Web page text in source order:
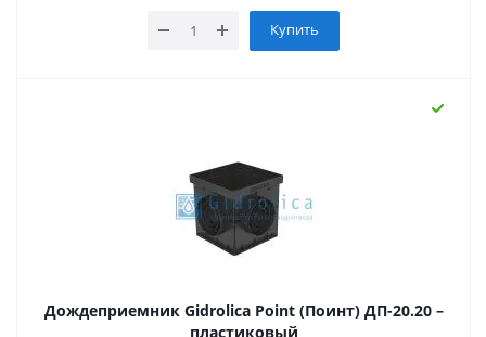
Купить
Дождеприемник Gidrolica Point (Поинт) ДП-20.20 –
пластиковый